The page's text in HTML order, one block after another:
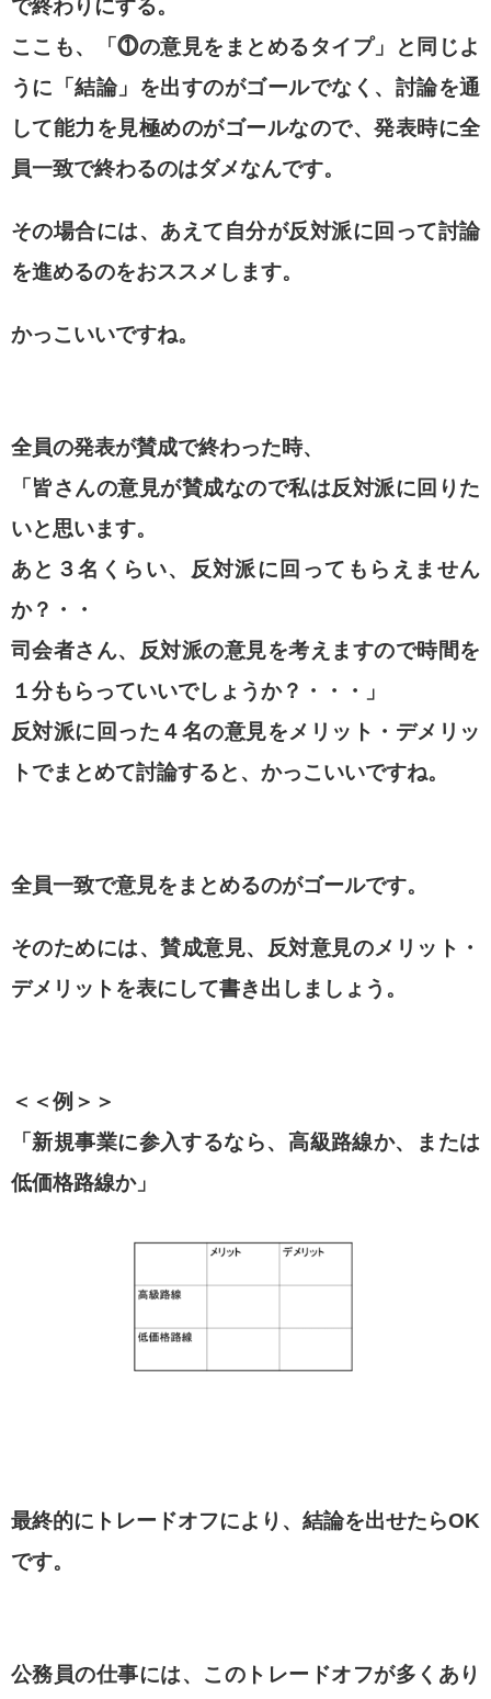
で終わりにする。
ここも、「⓵の意見をまとめるタイプ」と同じよ
うに「結論」を出すのがゴールでなく、討論を通
して能力を見極めのがゴールなので、発表時に全
員一致で終わるのはダメなんです。
その場合には、あえて自分が反対派に回って討論
を進めるのをおススメします。
かっこいいですね。
全員の発表が賛成で終わった時、
「皆さんの意見が賛成なので私は反対派に回りた
いと思います。
あと３名くらい、反対派に回ってもらえません
か？・・
司会者さん、反対派の意見を考えますので時間を
１分もらっていいでしょうか？・・・」
反対派に回った４名の意見をメリット・デメリッ
トでまとめて討論すると、かっこいいですね。
全員一致で意見をまとめるのがゴールです。
そのためには、賛成意見、反対意見のメリット・
デメリットを表にして書き出しましょう。
＜＜例＞＞
「新規事業に参入するなら、 高級路線か、 または
低価格路線か」
最終的にトレードオフにより、結論を出せたらOK
です。
公務員の仕事には、このトレードオフが多くあり